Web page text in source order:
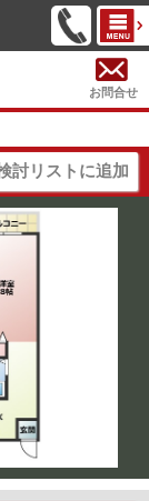
お問合せ
討リストに追加